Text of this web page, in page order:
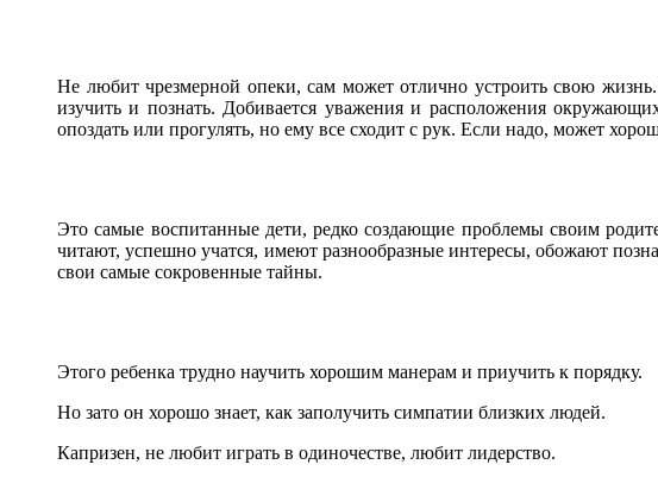
Не любит чрезмерной опеки, сам может отлично устроить свою
изучить и познать. Добивается уважения и расположения
опоздать или прогулять, но ему все сходит с рук. Если надо, может
Это самые воспитанные дети, редко создающие проблемы своим
читают, успешно учатся, имеют разнообразные интересы, обожают
свои самые сокровенные тайны.
Этого ребенка трудно научить хорошим манерам и приучить к порядку.
Но зато он хорошо знает, как заполучить симпатии близких людей.
Капризен, не любит играть в одиночестве, любит лидерство.